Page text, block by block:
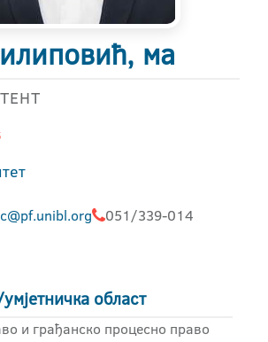
ма
051/339-014
област
и грађанско процесно право